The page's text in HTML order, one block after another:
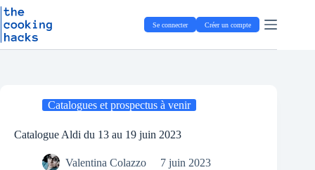
P
s
s
Passer
au
contenu
Se connecter Créer un compte
Catalogues et prospectus à venir
Catalogue Aldi du 13 au 19 juin 2023
Valentina Colazzo 7 juin 2023